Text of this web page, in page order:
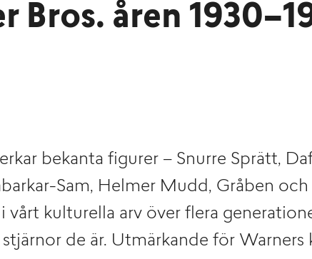
Bros. åren
bekanta figurer – Snurre Sprätt,
Sam, Helmer Mudd, Gråben
vårt kulturella arv över flera
de är. Utmärkande för Warners